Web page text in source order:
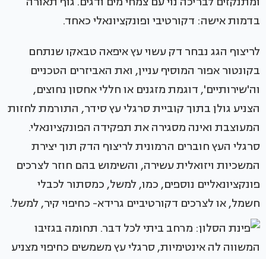
בדמות אישה: דקורטיבי ופונקציונאלי כאחד.
לריצוף הגג נבחר דק עשוי עץ איפאה טבאקו שנתחם
בקונטור אפור המוסיף עניין, ואת האביזרים הטכניים
וה'שירותיים', דוגמת מזגנים או חללי אחסון נחוצים,
הצניע גולן בתוך קוביית סרגלי עץ סידר, התורמת לחזות
המעוצבת ואינה מסגירה את תפקידה הפונקציונאלי.
סרגלי העץ חוברים הרמונית לריצוף הדק תוך יצירת
המשכיות ויזואלית עשירה, והשימוש בהם חוזר לצרכים
פונקציונאליים נוספים, כמו, למשל, כמסתור לכבלי
חשמל, או לצרכים דקורטיביים גרידא- כחיפוי קיר, למשל.